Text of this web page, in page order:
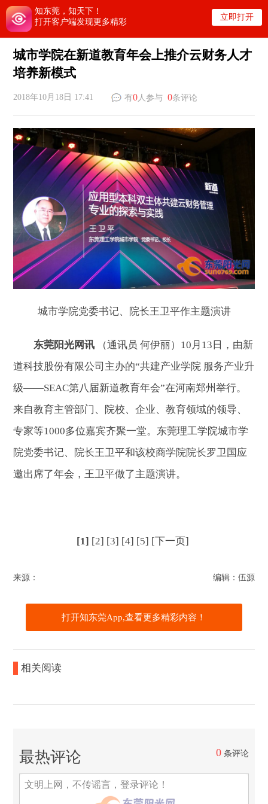
知东莞，知天下！
打开客户端发现更多精彩
立即打开
城市学院在新道教育年会上推介云财务人才
培养新模式
2018年10月18日 17:41 有0人参与0条评论
城市学院党委书记、院长王卫平作主题演讲
东莞阳光网讯 （通讯员 何伊丽）10月13日，由新
道科技股份有限公司主办的“共建产业学院 服务产业升
级——SEAC第八届新道教育年会”在河南郑州举行。
来自教育主管部门、院校、企业、教育领域的领导、
专家等1000多位嘉宾齐聚一堂。 东莞理工学院城市学
院党委书记、院长王卫平和该校商学院院长罗卫国应
邀出席了年会 ，王卫平做了主题演讲。
[1] [2] [3] [4] [5] [下一页]
来源： 编辑：伍源
打开知东莞App,查看更多精彩内容！
相关阅读
最热评论 0 条评论